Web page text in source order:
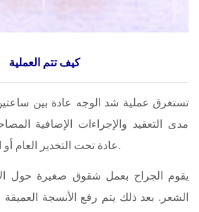
كيف تتم العملية
تستغرق عملية شد الوجه عادة بين
مدى التعقيد والإجراءات الإضافية
عادة تحت التخدير العام أو التخدير الوريدي العميق.
يقوم الجراح بعمل شقوق صغيرة حول
الشعر. بعد ذلك يتم رفع الأنسجة العميقة